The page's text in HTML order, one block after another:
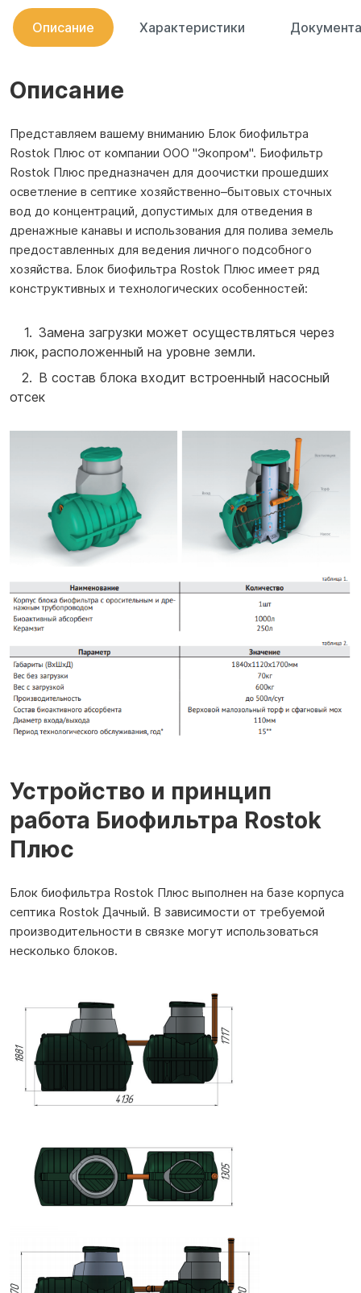
Описание Характеристики
Описание
Представляем вашему вниманию Блок биофильтра
Rostok Плюс от компании OOO "Экопром". Биофильтр
Rostok Плюс предназначен для доочистки прошедших
осветление в септике хозяйственно–бытовых сточных
вод до концентраций, допустимых для отведения в
дренажные канавы и использования для полива земель
предоставленных для ведения личного подсобного
хозяйства. Блок биофильтра Rostok Плюс имеет ряд
конструктивных и технологических особенностей:
Замена загрузки может осуществляться через
люк, расположенный на уровне земли.
В состав блока входит встроенный насосный
отсек
Устройство и принцип
работа Биофильтра Rostok
Плюс
Блок биофильтра Rostok Плюс выполнен на базе корпуса
септика Rostok Дачный. В зависимости от требуемой
производительности в связке могут использоваться
несколько блоков.